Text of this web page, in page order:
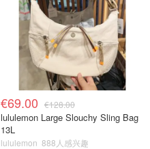
€69.00 €128.00
lululemon Large Slouchy Sling Bag
13L
lululemon 888人感兴趣